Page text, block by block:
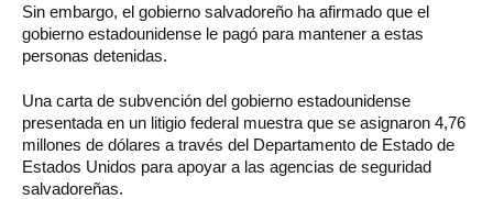
Sin embargo, el gobierno salvadoreño ha afirmado que el
gobierno estadounidense le pagó para mantener a estas
personas detenidas.
Una carta de subvención del gobierno estadounidense
presentada en un litigio federal muestra que se asignaron 4,76
millones de dólares a través del Departamento de Estado de
Estados Unidos para apoyar a las agencias de seguridad
salvadoreñas.